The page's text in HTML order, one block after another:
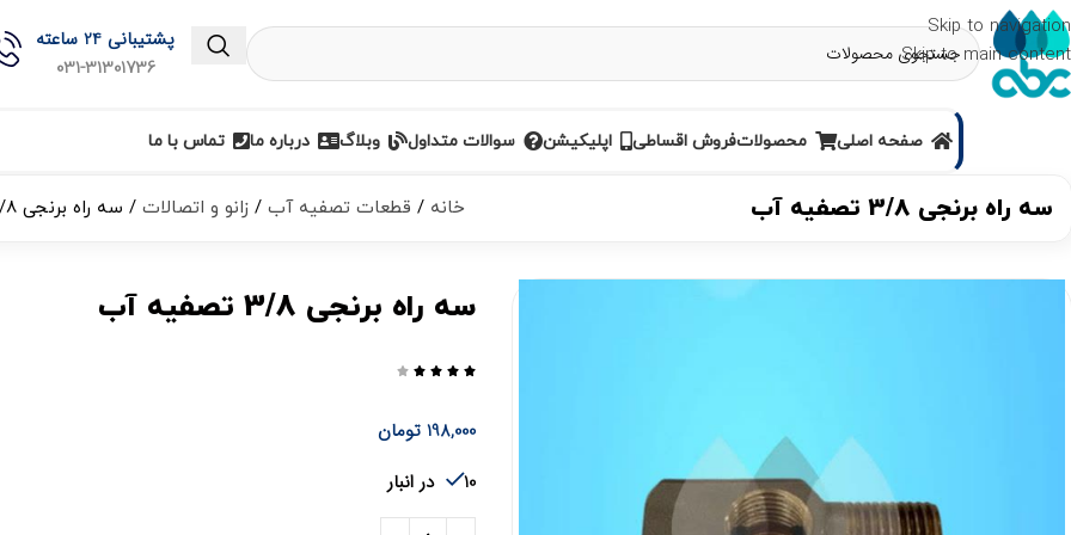
Skip to navigation
Skip to main content
پشتیبانی 24 ساعته
031-31301736
صفحه اصلی محصولاتفروش اقساطی اپلیکیشن سوالات متداول وبلاگ درباره ما تماس با ما
سه راه برنجی 3/8 تصفیه آب خانه قطعات تصفیه آب زانو و اتصالات سه راه برنجی 3/8 تصفیه آب
سه راه برنجی 3/8 تصفیه آب





198,000 تومان
10 در انبار